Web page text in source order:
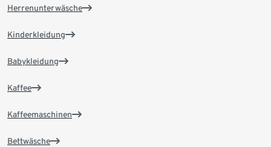
Herrenunterwäsche
Kinderkleidung
Babykleidung
Kaffee
Kaffeemaschinen
Bettwäsche